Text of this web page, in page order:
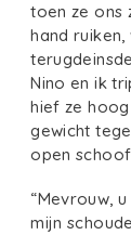
toen ze ons
hand
Nino en ik
hief ze
gewicht
open
“Mevrouw,
mijn